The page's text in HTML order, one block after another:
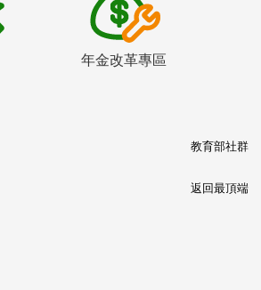
年金改革專區
教育部社群
返回最頂端